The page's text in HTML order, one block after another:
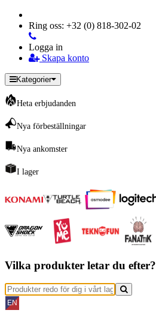
Ring oss: +32 (0) 818-302-02
Logga in
Skapa konto
Kategorier
Heta erbjudanden
Nya förbeställningar
Nya ankomster
I lager
Vilka produkter letar du efter?